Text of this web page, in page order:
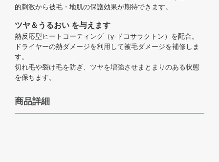
的刺激から被毛・地肌の保護効果が期待できます。
ツヤ＆うるおい を与えます
熱反応型ヒートコーティング（γ-ドコサラクトン）を配合。
ドライヤーの熱ダメージを利用して被毛ダメージを補修しま
す。
切れ毛や裂け毛を防ぎ、ツヤを増強させまとまりのある状態
を保ちます。
商品詳細